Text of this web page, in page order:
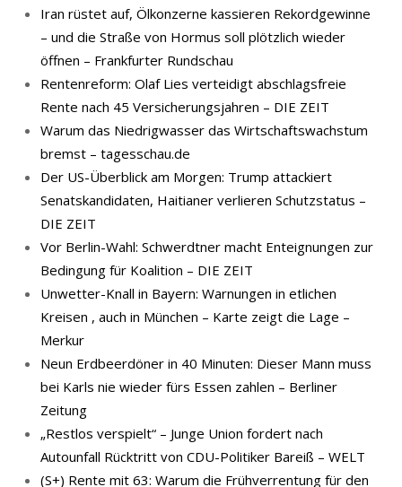
Iran rüstet auf, Ölkonzerne kassieren Rekordgewinne
– und die Straße von Hormus soll plötzlich wieder
öffnen – Frankfurter Rundschau
Rentenreform: Olaf Lies verteidigt abschlagsfreie
Rente nach 45 Versicherungsjahren – DIE ZEIT
Warum das Niedrigwasser das Wirtschaftswachstum
bremst – tagesschau.de
Der US-Überblick am Morgen: Trump attackiert
Senatskandidaten, Haitianer verlieren Schutzstatus –
DIE ZEIT
Vor Berlin-Wahl: Schwerdtner macht Enteignungen zur
Bedingung für Koalition – DIE ZEIT
Unwetter-Knall in Bayern: Warnungen in etlichen
Kreisen , auch in München – Karte zeigt die Lage –
Merkur
Neun Erdbeerdöner in 40 Minuten: Dieser Mann muss
bei Karls nie wieder fürs Essen zahlen – Berliner
Zeitung
„Restlos verspielt“ – Junge Union fordert nach
Autounfall Rücktritt von CDU-Politiker Bareiß – WELT
(S+) Rente mit 63: Warum die Frühverrentung für den